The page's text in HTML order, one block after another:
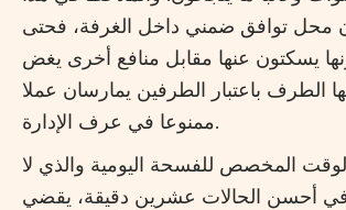
محل توافق ضمني داخل الغرفة، فحتى
يسكتون عنها مقابل منافع أخرى يغض
الطرف باعتبار الطرفين يمارسان عملا
ممنوعا في عرف الإدارة.
الوقت المخصص للفسحة اليومية والذي لا
في أحسن الحالات عشرين دقيقة، يقضي